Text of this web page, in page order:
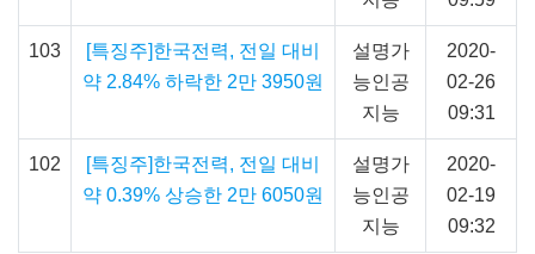
103
[특징주]한국전력, 전일 대비
약 2.84% 하락한 2만 3950원
설명가
능인공
지능
2020-
02-26
09:31
102
[특징주]한국전력, 전일 대비
약 0.39% 상승한 2만 6050원
설명가
능인공
지능
2020-
02-19
09:32